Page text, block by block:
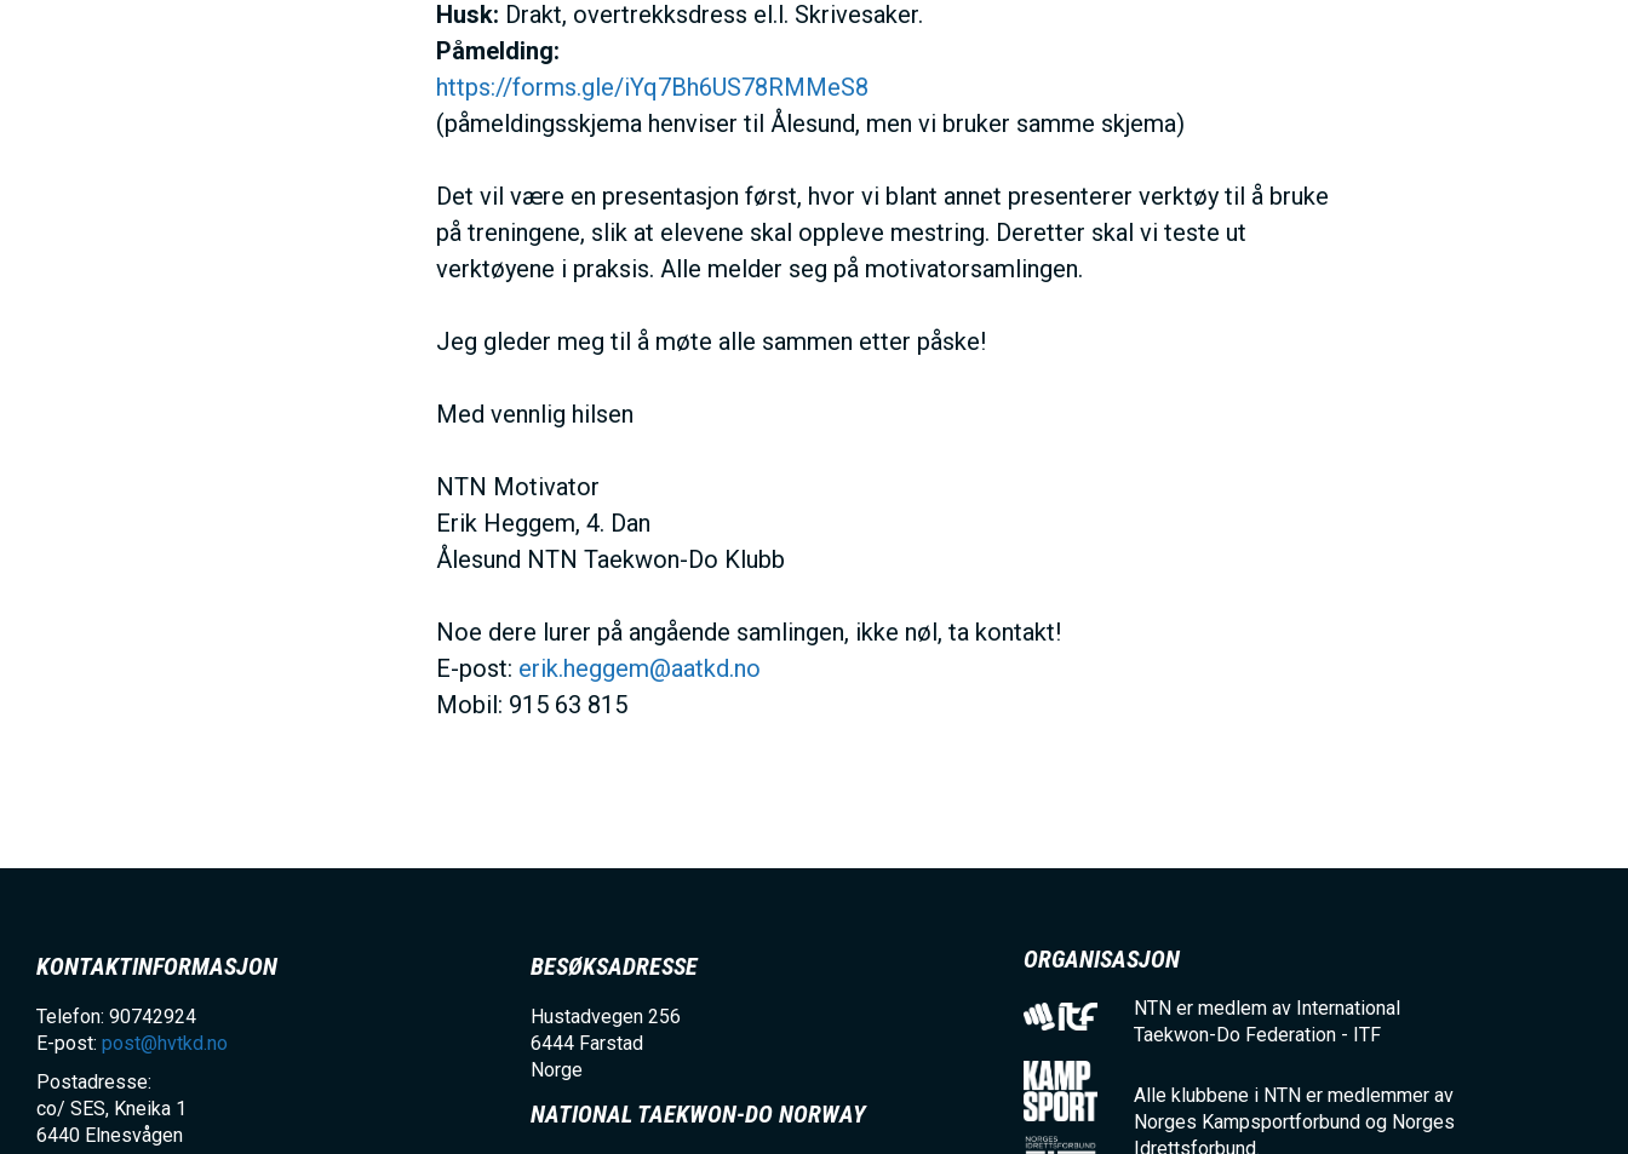
T
I
V
E
D
A
I
E
N
Husk: Drakt, overtrekksdress el.l. Skrivesaker.
Påmelding:
https://forms.gle/iYq7Bh6US78RMMeS8
(påmeldingsskjema henviser til Ålesund, men vi bruker samme skjema)
Det vil være en presentasjon først, hvor vi blant annet presenterer verktøy til å bruke
på treningene, slik at elevene skal oppleve mestring. Deretter skal vi teste ut
verktøyene i praksis. Alle melder seg på motivatorsamlingen.
Jeg gleder meg til å møte alle sammen etter påske!
Med vennlig hilsen
NTN Motivator
Erik Heggem, 4. Dan
Ålesund NTN Taekwon-Do Klubb
Noe dere lurer på angående samlingen, ikke nøl, ta kontakt!
E-post: erik.heggem@aatkd.no
Mobil: 915 63 815
KONTAKTINFORMASJON
Telefon: 90742924
E-post: post@hvtkd.no
Postadresse:
co/ SES, Kneika 1
6440 Elnesvågen
BESØKSADRESSE
Hustadvegen 256
6444 Farstad
Norge
NATIONAL TAEKWON-DO NORWAY
ORGANISASJON
NTN er medlem av International
Taekwon-Do Federation - ITF
Alle klubbene i NTN er medlemmer av
Norges Kampsportforbund og Norges
Idrettsforbund.